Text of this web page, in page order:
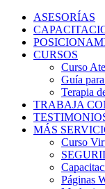
ASESORÍAS
CURSOS
Curso
Guía
Terapia
TRABAJA
MÁS
Curso
Páginas